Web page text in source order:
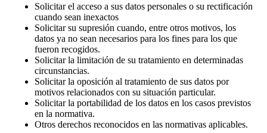
Solicitar el acceso a sus datos personales o su rectificación
cuando sean inexactos
Solicitar su supresión cuando, entre otros motivos, los
datos ya no sean necesarios para los fines para los que
fueron recogidos.
Solicitar la limitación de su tratamiento en determinadas
circunstancias.
Solicitar la oposición al tratamiento de sus datos por
motivos relacionados con su situación particular.
Solicitar la portabilidad de los datos en los casos previstos
en la normativa.
Otros derechos reconocidos en las normativas aplicables.